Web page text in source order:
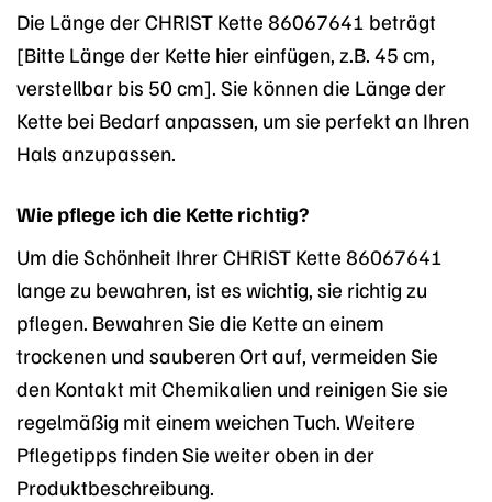
Die Länge der CHRIST Kette 86067641 beträgt
[Bitte Länge der Kette hier einfügen, z.B. 45 cm,
verstellbar bis 50 cm]. Sie können die Länge der
Kette bei Bedarf anpassen, um sie perfekt an Ihren
Hals anzupassen.
Wie pflege ich die Kette richtig?
Um die Schönheit Ihrer CHRIST Kette 86067641
lange zu bewahren, ist es wichtig, sie richtig zu
pflegen. Bewahren Sie die Kette an einem
trockenen und sauberen Ort auf, vermeiden Sie
den Kontakt mit Chemikalien und reinigen Sie sie
regelmäßig mit einem weichen Tuch. Weitere
Pflegetipps finden Sie weiter oben in der
Produktbeschreibung.